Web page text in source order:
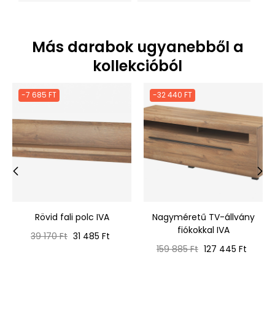
Más darabok ugyanebből a
kollekcióból
-7 685 FT
Rövid fali polc IVA
Normál
39 170 Ft Ár
31 485 Ft
-32 440 FT
Nagyméretű TV-állvány
fiókokkal IVA
Normál
159 885 Ft Ár
127 445 Ft